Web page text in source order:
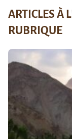
ARTICLES À
RUBRIQUE